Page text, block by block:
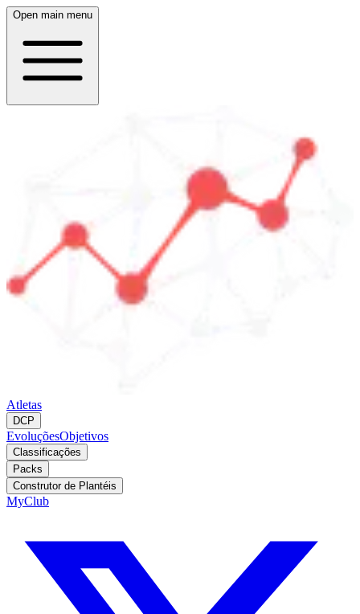
Open main menu
Atletas
DCP
EvoluçõesObjetivos
Classificações
Packs
Construtor de Plantéis
MyClub